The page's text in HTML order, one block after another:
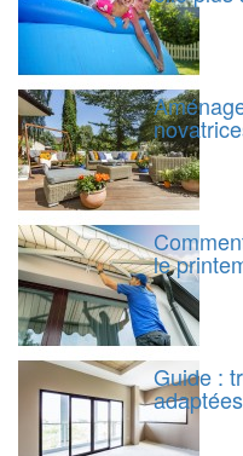
le
Guide :